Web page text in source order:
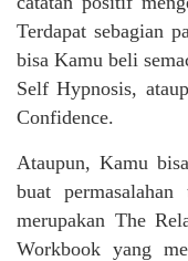
Terdapat sebagian
bisa Kamu beli
Self Hypnosis,
Confidence.
Ataupun, Kamu
buat
merupakan The
Workbook yang